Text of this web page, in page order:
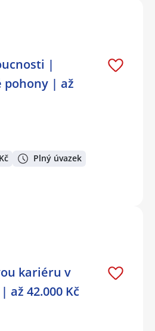
|
pohony | až
Plný úvazek
kariéru v
až 42.000 Kč